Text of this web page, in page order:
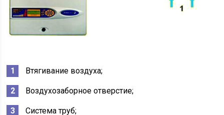
Втягивание воздуха;
Воздухозаборное отверстие;
Система труб;